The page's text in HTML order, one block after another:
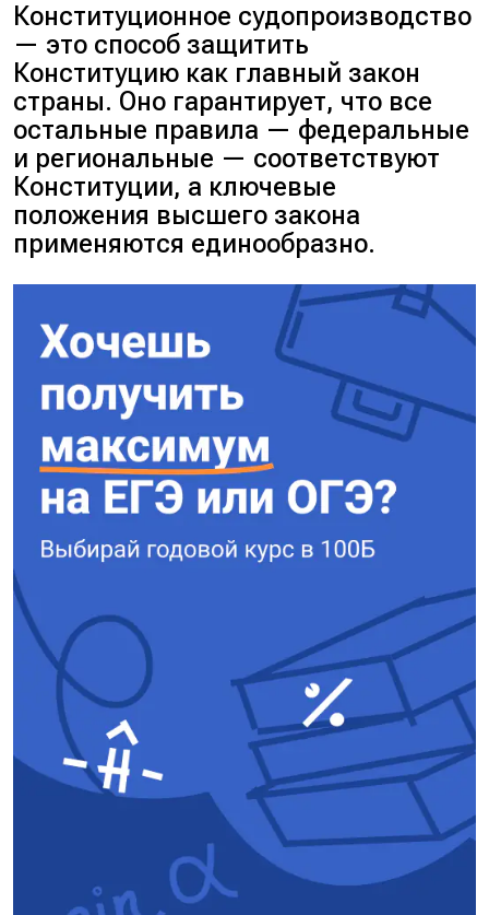
Конституционное судопроизводство
— это способ защитить
Конституцию как главный закон
страны. Оно гарантирует, что все
остальные правила — федеральные
и региональные — соответствуют
Конституции, а ключевые
положения высшего закона
применяются единообразно.